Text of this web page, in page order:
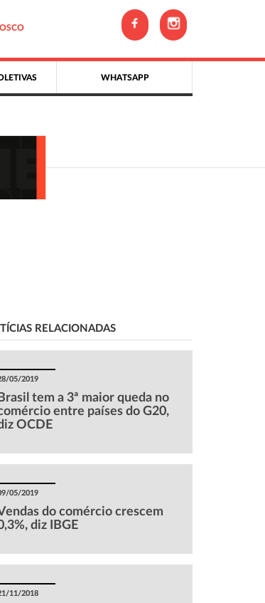
WHATSAPP
RELACIONADAS
05/2019
Brasil tem a 3ª maior queda no
entre países do G20,
OCDE
05/2019
do comércio crescem
diz IBGE
11/2018